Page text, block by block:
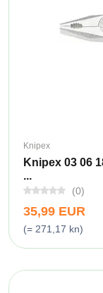
Knipex
Knipex 03 06
...
(0)
35,99 EUR
(= 271,17 kn)